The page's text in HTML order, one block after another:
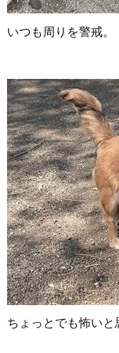
いつも周りを警戒。
ちょっとでも怖いと